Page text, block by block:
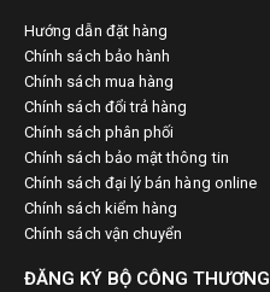
Hướng dẫn đặt hàng
Chính sách bảo hành
Chính sách mua hàng
Chính sách đổi trả hàng
Chính sách phân phối
Chính sách bảo mật thông tin
Chính sách đại lý bán hàng online
Chính sách kiểm hàng
Chính sách vận chuyển
ĐĂNG KÝ BỘ CÔNG THƯƠNG